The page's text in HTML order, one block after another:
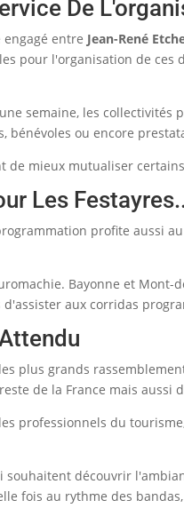
De
entre Jean-René
pour l'organisation de
semaine, les
bénévoles ou encore
de mieux mutualiser
Les
profite aussi
Bayonne et
aux corridas
plus grands
de la France mais aussi
professionnels du
découvrir
fois au rythme des